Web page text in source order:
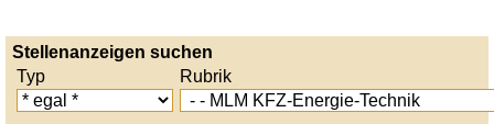
Stellenanzeigen suchen
Typ
Rubrik